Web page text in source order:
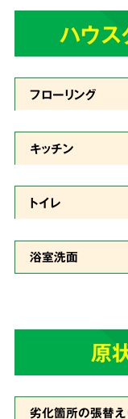
4
あら
スピー
のが難しいと
まで積み上げ
ハウス
フローリング
キッチン
トイレ
浴室洗面
原
劣化箇所の張替え